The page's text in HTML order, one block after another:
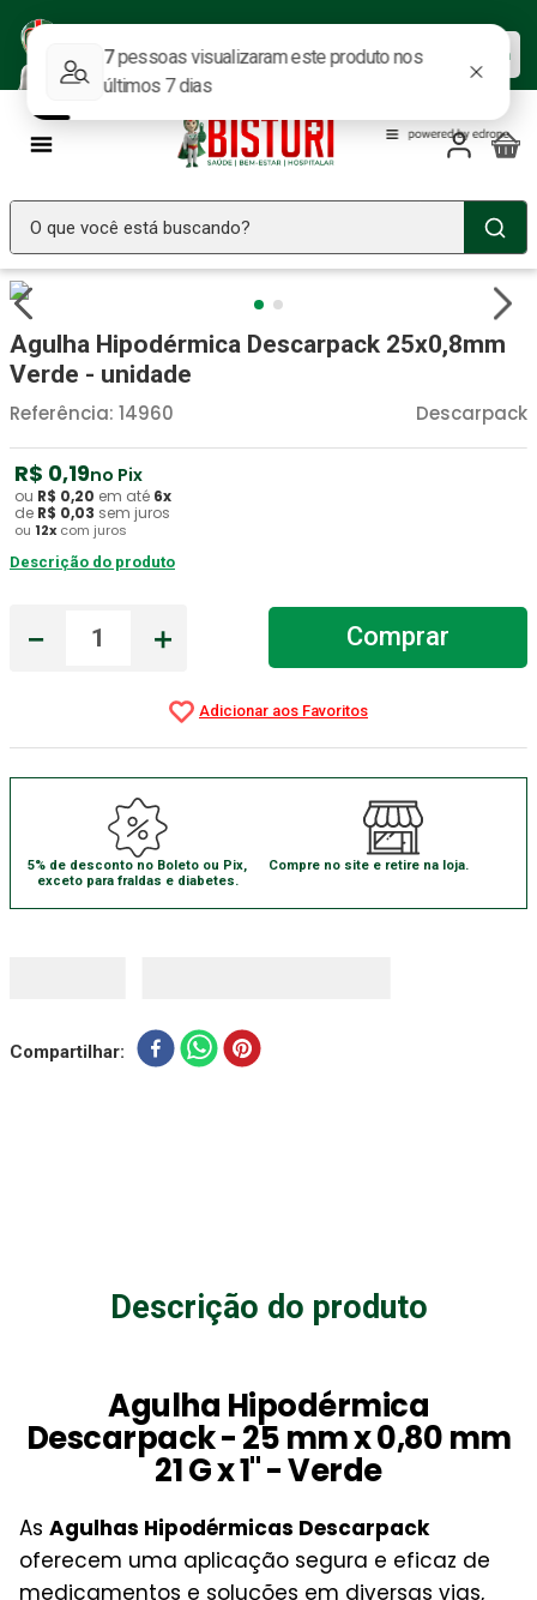
ofertas.
Baixar agora
O que você está buscando?
Agulha Hipodérmica Descarpack 25x0,8mm
Verde - unidade
Descarpack
Referência: 14960
R$ 0,19no Pix
ou R$ 0,20 em até 6x
de R$ 0,03 sem juros
ou 12x com juros
Descrição do produto
＋
－ Comprar
5% de desconto no Boleto ou Pix,
exceto para fraldas e diabetes.
Compre no site e retire na loja.
Compartilhar
Descrição do produto
Agulha Hipodérmica
Descarpack - 25 mm x 0,80 mm
21 G x 1" - Verde
As Agulhas Hipodérmicas Descarpack
oferecem uma aplicação segura e eficaz de
medicamentos e soluções em diversas vias,
2º Fralda Geriatrica
3º Luva Latex
4º Estetoscopio Littmann
5 º Aparelho Pressão
6º Littmann
7º Absorvente Geriatrico